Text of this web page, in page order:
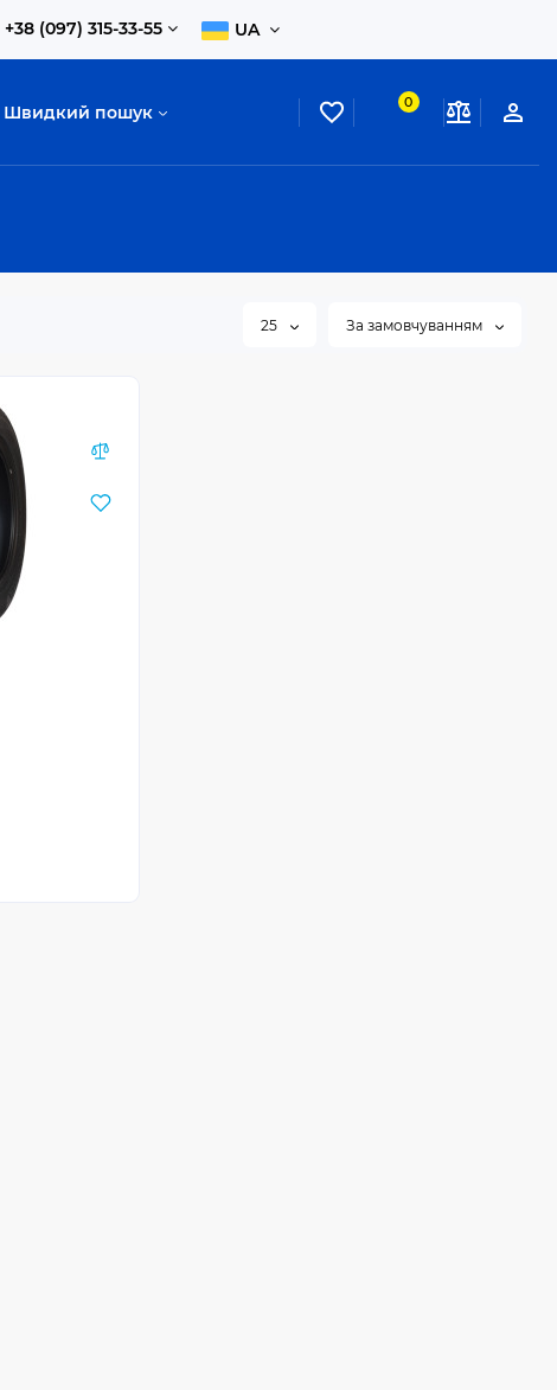
+38 (097) 315-33-55 UA
Швидкий пошук 0
25 За замовчуванням